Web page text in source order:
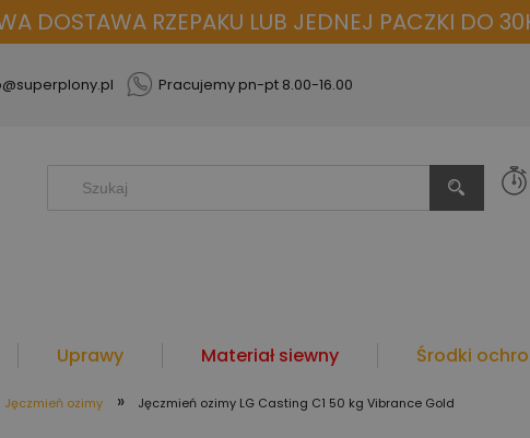
DOSTAWA RZEPAKU LUB JEDNEJ PACZKI DO
Pracujemy pn-pt 8.00-16.00
Uprawy Materiał siewny Środki
Jęczmień ozimy » Jęczmień ozimy LG Casting C1 50 kg Vibrance Gold